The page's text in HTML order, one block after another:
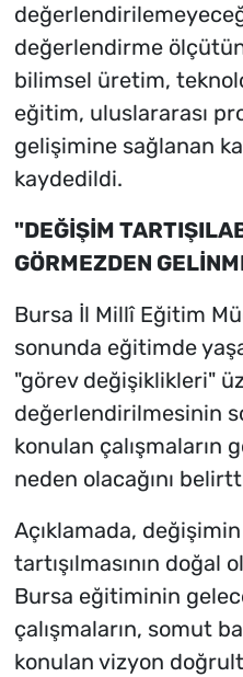
değerlendirme
bilimsel üretim,
eğitim, uluslararası
gelişimine sağlanan
kaydedildi.
"DEĞİŞİM
GÖRMEZDEN
Bursa İl Millî Eğitim
sonunda eğitimde
"görev değişiklikleri"
değerlendirilmesinin
konulan çalışmaların
neden olacağını
Açıklamada,
tartışılmasının doğal
Bursa eğitiminin
çalışmaların, somut
konulan vizyon